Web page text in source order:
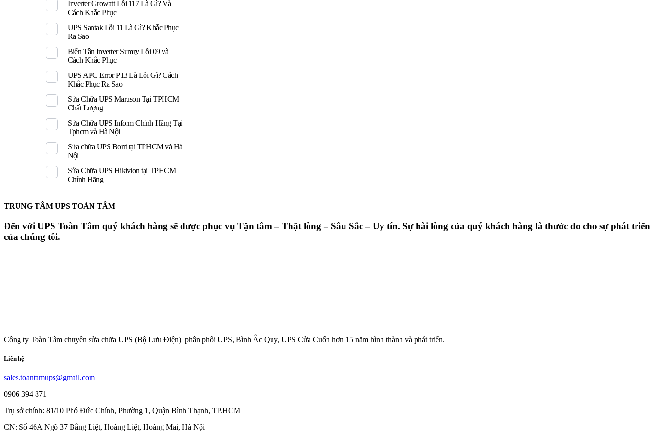
Inverter Growatt Lỗi 117 Là Gì? Và
Cách Khắc Phục
UPS Santak Lỗi 11 Là Gì? Khắc Phục
Ra Sao
Biến Tần Inverter Sumry Lỗi 09 và
Cách Khắc Phục
UPS APC Error P13 Là Lỗi Gì? Cách
Khắc Phục Ra Sao
Sửa Chữa UPS Maruson Tại TPHCM
Chất Lượng
Sửa Chữa UPS Inform Chính Hãng Tại
Tphcm và Hà Nội
Sửa chữa UPS Borri tại TPHCM và Hà
Nội
Sửa Chữa UPS Hikivion tại TPHCM
Chính Hãng
TRUNG TÂM UPS TOÀN TÂM
Đến với UPS Toàn Tâm quý khách hàng sẽ được phục vụ Tận tâm – Thật lòng – Sâu Sắc – Uy tín. Sự hài lòng của quý khách hàng là thước đo cho sự phát triển
của chúng tôi.
Công ty Toàn Tâm chuyên sửa chữa UPS (Bộ Lưu Điện), phân phối UPS, Bình Ắc Quy, UPS Cửa Cuốn hơn 15 năm hình thành và phát triển.
Liên hệ
sales.toantamups@gmail.com
0906 394 871
Trụ sở chính: 81/10 Phó Đức Chính, Phường 1, Quận Bình Thạnh, TP.HCM
CN: Số 46A Ngõ 37 Bằng Liệt, Hoàng Liệt, Hoàng Mai, Hà Nội